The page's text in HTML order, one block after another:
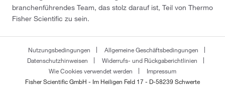
branchenführendes Team, das stolz darauf ist, Teil von Thermo
Fisher Scientific zu sein.
Nutzungsbedingungen
Allgemeine Geschäftsbedingungen
Datenschutzhinweisen
Widerrufs- und Rückgaberichtlinien
Wie Cookies verwendet werden
Impressum
Fisher Scientific GmbH - Im Heiligen Feld 17 - D-58239 Schwerte